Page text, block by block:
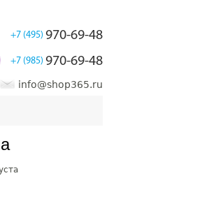
+7 (495) 970-69-48
+7 (985) 970-69-48
info@shop365.ru